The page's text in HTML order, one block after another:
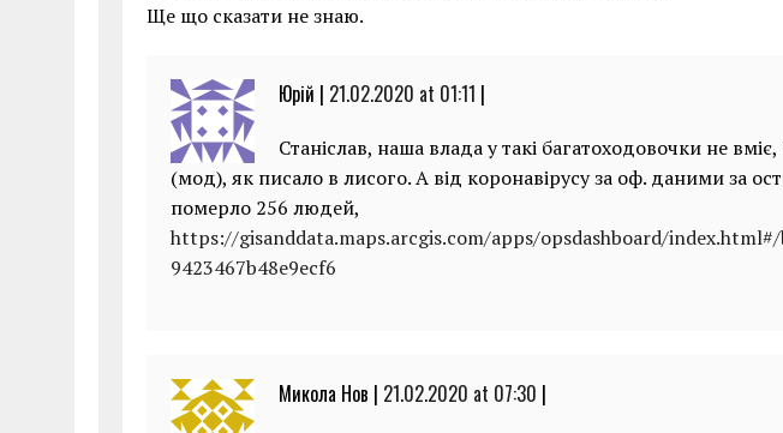
Ще що сказати не знаю.
Юрій | 21.02.2020 at 01:11 |
Станіслав, наша влада у такі багатоходовочки не
(мод), як писало в лисого. А від коронавірусу за оф. даними за
померло 256 людей,
https://gisanddata.maps.arcgis.com/apps/opsdashboard/
9423467b48e9ecf6
Микола Нов | 21.02.2020 at 07:30 |